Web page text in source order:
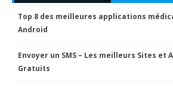
Top 8 des meilleures applications
Android
Envoyer un SMS – Les meilleurs Sites et
Gratuits